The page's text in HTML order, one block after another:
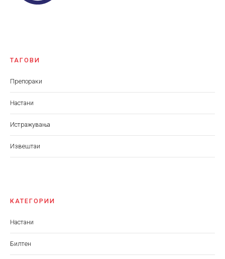
ТАГОВИ
Препораки
Настани
Истражувања
Извештаи
КАТЕГОРИИ
Настани
Билтен